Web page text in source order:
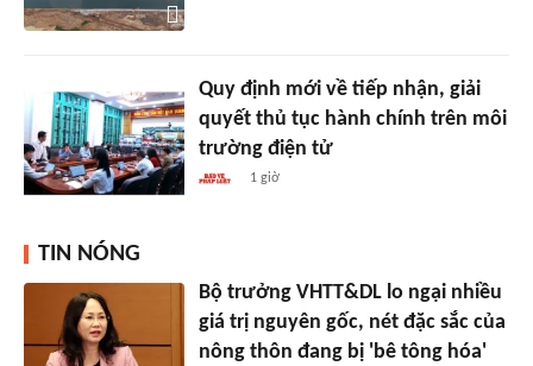
Quy định mới về tiếp nhận, giải
quyết thủ tục hành chính trên môi
trường điện tử
1 giờ
TIN NÓNG
Bộ trưởng VHTT&DL lo ngại nhiều
giá trị nguyên gốc, nét đặc sắc của
nông thôn đang bị 'bê tông hóa'